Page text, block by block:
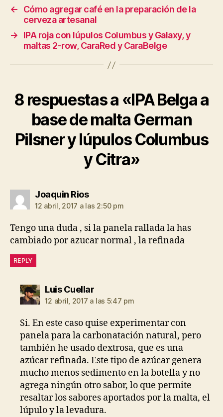
←
Cómo agregar café en la preparación de la
cerveza artesanal
→
IPA roja con lúpulos Columbus y Galaxy, y
maltas 2-row, CaraRed y CaraBelge
8 respuestas a «IPA Belga a
base de malta German
Pilsner y lúpulos Columbus
y Citra»
Joaquin Riosdice:
12 abril, 2017 a las 2:50 pm
Tengo una duda , si la panela rallada la has
cambiado por azucar normal , la refinada
REPLY
Luis Cuellardice:
12 abril, 2017 a las 5:47 pm
Si. En este caso quise experimentar con
panela para la carbonatación natural, pero
también he usado dextrosa, que es una
azúcar refinada. Este tipo de azúcar genera
mucho menos sedimento en la botella y no
agrega ningún otro sabor, lo que permite
resaltar los sabores aportados por la malta, el
lúpulo y la levadura.